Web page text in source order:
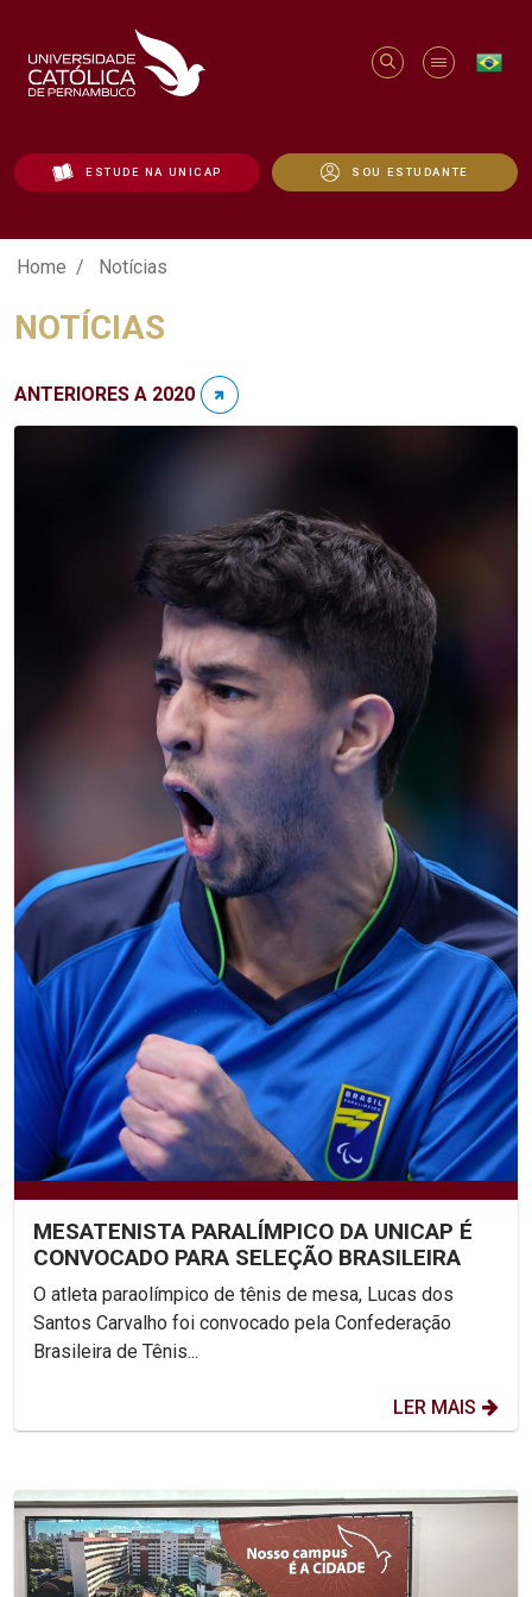
ESTUDE NA UNICAP SOU ESTUDANTE
Notícias - Unicap
Home Notícias
NOTÍCIAS
ANTERIORES A 2020
MESATENISTA PARALÍMPICO DA UNICAP É
CONVOCADO PARA SELEÇÃO BRASILEIRA
O atleta paraolímpico de tênis de mesa, Lucas dos
Santos Carvalho foi convocado pela Confederação
Brasileira de Tênis...
LER MAIS